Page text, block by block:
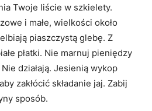
Twoje liście w szkielety.
i małe, wielkości około
piaszczystą glebę. Z
płatki. Nie marnuj pieniędzy
działają. Jesienią wykop
zakłócić składanie jaj. Zabij
sposób.